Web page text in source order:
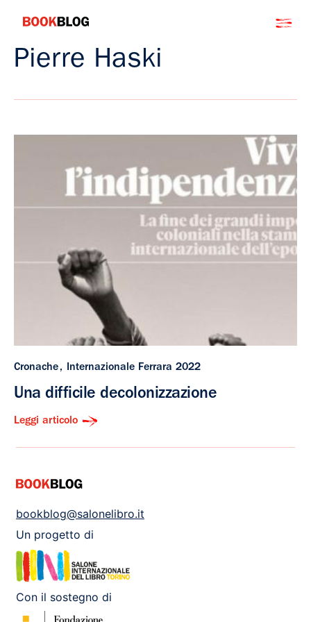
contenuto
Bookblog
Pierre Haski
Cronache Internazionale Ferrara 2022
Una difficile decolonizzazione
Leggi articolo
bookblog@salonelibro.it
Un progetto di
Con il sostegno di